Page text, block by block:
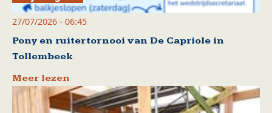
27/07/2026 - 06:45
Pony en ruitertornooi van De Capriole in
Tollembeek
Meer lezen